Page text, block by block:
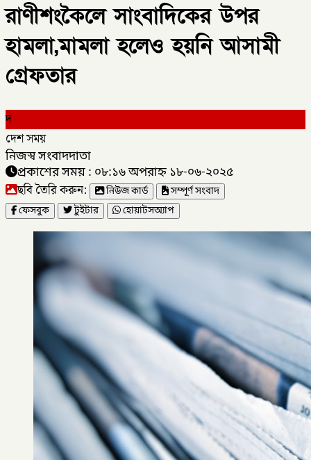
রাণীশংকৈলে সাংবাদিকের উপর
হামলা,মামলা হলেও হয়নি আসামী
গ্রেফতার
দ
দেশ সময়
নিজস্ব সংবাদদাতা
প্রকাশের সময় : ০৮:১৬ অপরাহ্ন ১৮-০৬-২০২৫
ছবি তৈরি করুন: নিউজ কার্ড
সম্পূর্ণ সংবাদ
ফেসবুক
টুইটার হোয়াটসঅ্যাপ